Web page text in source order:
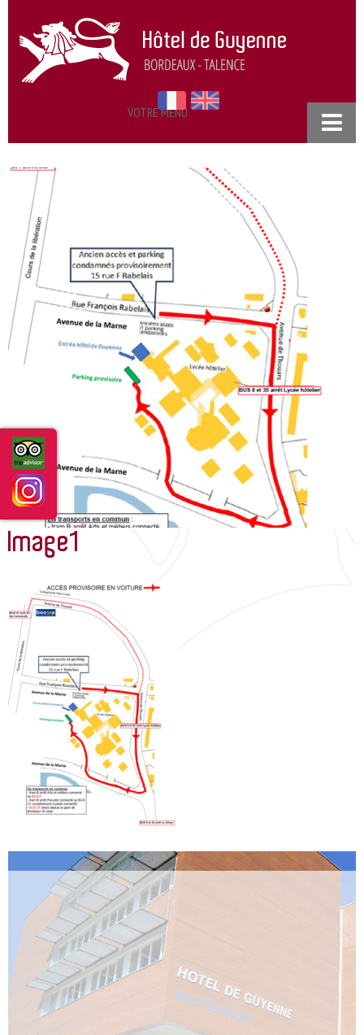
VOTRE MENU
NOS CHAMBRES
SÉMINAIRES
PRATIQUE
ACCÈS & CONTACT
POLITIQUE DE CONFIDENTIALITÉ
GUIDE DES SERVICES/ROOM DIRECTORY
ACTUALITÉS
Image1